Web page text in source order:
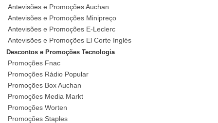
Antevisões e Promoções Auchan
Antevisões e Promoções Minipreço
Antevisões e Promoções E-Leclerc
Antevisões e Promoções El Corte Inglés
Descontos e Promoções Tecnologia
Promoções Fnac
Promoções Rádio Popular
Promoções Box Auchan
Promoções Media Markt
Promoções Worten
Promoções Staples